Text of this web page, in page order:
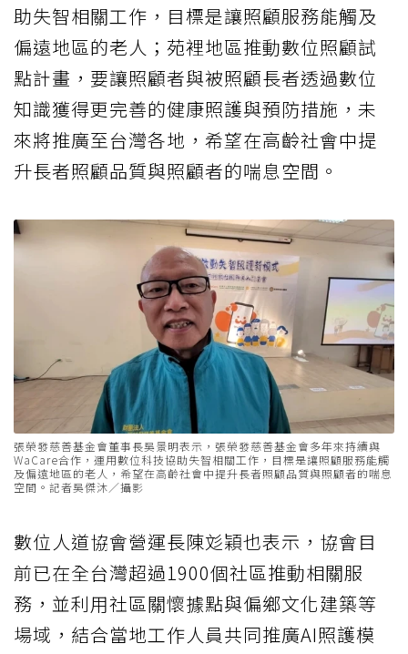
助失智相關工作，目標是讓照顧服務能觸及
偏遠地區的老人；苑裡地區推動數位照顧試
點計畫，要讓照顧者與被照顧長者透過數位
知識獲得更完善的健康照護與預防措施，未
來將推廣至台灣各地，希望在高齡社會中提
升長者照顧品質與照顧者的喘息空間。
張榮發慈善基金會董事長吳景明表示，張榮發慈善基金會多年來持續與
WaCare合作，運用數位科技協助失智相關工作，目標是讓照顧服務能觸
及偏遠地區的老人，希望在高齡社會中提升長者照顧品質與照顧者的喘息
空間。記者吳傑沐／攝影
數位人道協會營運長陳彣穎也表示，協會目
前已在全台灣超過1900個社區推動相關服
務，並利用社區關懷據點與偏鄉文化建築等
場域，結合當地工作人員共同推廣AI照護模